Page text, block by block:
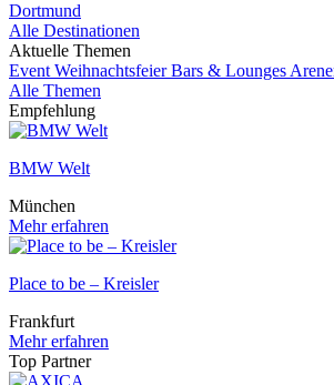
Dortmund
Alle Destinationen
Aktuelle Themen
Event WeihnachtsfeierBars & Lounges
Alle Themen
Empfehlung
BMW Welt
München
Mehr erfahren
Place to be – Kreisler
Frankfurt
Mehr erfahren
Top Partner